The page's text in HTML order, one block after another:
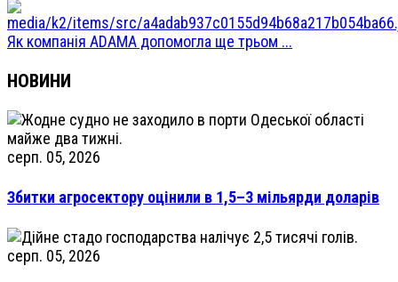
Як компанія ADAMA допомогла ще трьом ...
НОВИНИ
серп. 05, 2026
Збитки агросектору оцінили в 1,5–3 мільярди доларів
серп. 05, 2026